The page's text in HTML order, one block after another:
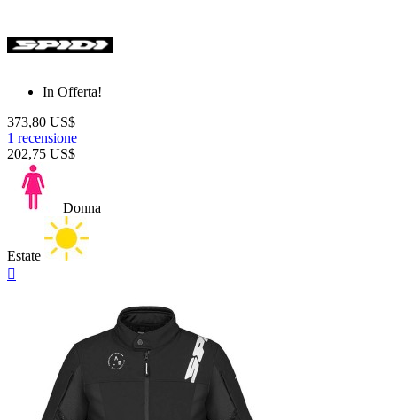
In Offerta!
373,80 US$
1 recensione
202,75 US$
Donna
Estate
